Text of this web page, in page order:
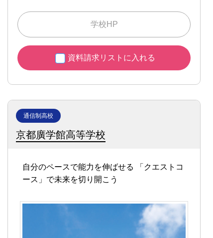
学校HP
資料請求リストに入れる
通信制高校
京都廣学館高等学校
自分のペースで能力を伸ばせる
「クエストコ
ース」で未来を切り開こう